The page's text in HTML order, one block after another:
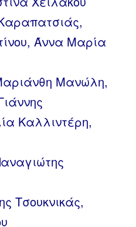
Άννα Μαρία
Μανώλη,
Καλλιντέρη,
Τσουκνικάς,